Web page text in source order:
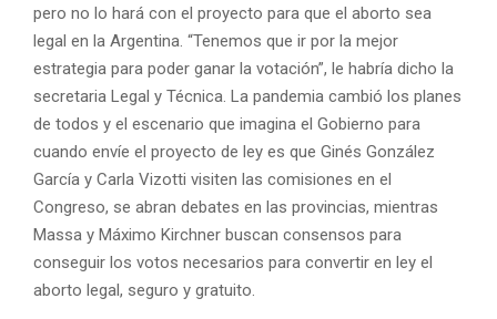
pero no lo hará con el proyecto para que el aborto sea
legal en la Argentina. “Tenemos que ir por la mejor
estrategia para poder ganar la votación”, le habría dicho la
secretaria Legal y Técnica. La pandemia cambió los planes
de todos y el escenario que imagina el Gobierno para
cuando envíe el proyecto de ley es que Ginés González
García y Carla Vizotti visiten las comisiones en el
Congreso, se abran debates en las provincias, mientras
Massa y Máximo Kirchner buscan consensos para
conseguir los votos necesarios para convertir en ley el
aborto legal, seguro y gratuito.